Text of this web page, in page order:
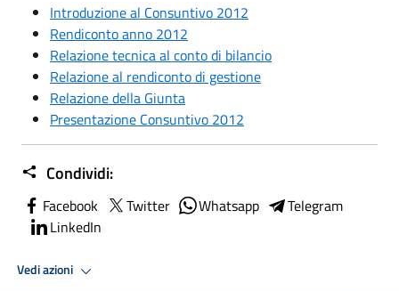
Introduzione al Consuntivo 2012
Rendiconto anno 2012
Relazione tecnica al conto di bilancio
Relazione al rendiconto di gestione
Relazione della Giunta
Presentazione Consuntivo 2012
Condividi:
Facebook Twitter Whatsapp
Telegram
LinkedIn
Vedi azioni